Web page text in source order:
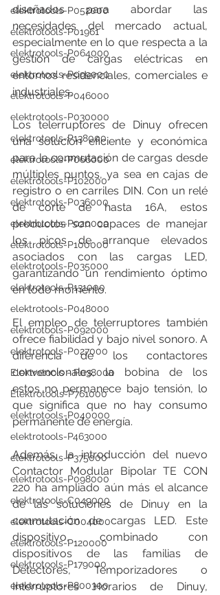
elektrotools-P052000
elektrotools-P01961
elektrotools-P064000
elektrotools-P099000
elektrotools-P046000
elektrotools-P030000
elektrotools-P138000
elektrotools-P066000
elektrotools-P102000
elektrotools-P036000
elektrotools-P020000
elektrotools-P100000
elektrotools-P035000
elektrotools-P131000
elektrotools-P048000
elektrotools-P092000
elektrotools-P027000
Elektrotools - P038000
Elektrotools-P761000
elektrotools-P040000
elektrotools-P463000
elektrotools-P375000
elektrotools-P098000
elektrotools-C049000
elektrotools-C004000
elektrotools-P120000
elektrotools-P179000
elektrotools-P800300
diseñados para abordar las
necesidades del mercado actual,
especialmente en lo que respecta a la
gestión de cargas eléctricas en
entornos residenciales, comerciales e
industriales.
Los telerruptores de Dinuy ofrecen
una solución eficiente y económica
para la conmutación de cargas desde
múltiples puntos, ya sea en cajas de
registro o en carriles DIN. Con un relé
de corte de hasta 16A, estos
productos son capaces de manejar
los picos de arranque elevados
asociados con las cargas LED,
garantizando un rendimiento óptimo
en todo momento.
El empleo de telerruptores también
ofrece fiabilidad y bajo nivel sonoro. A
diferencia de los contactores
convencionales, la bobina de los
estos no permanece bajo tensión, lo
que significa que no hay consumo
permanente de energía.
Además, la introducción del nuevo
Contactor Modular Bipolar TE CON
220 ha ampliado aún más el alcance
de las soluciones de Dinuy en la
conmutación de cargas LED. Este
dispositivo, combinado con
dispositivos de las familias de
Detectores, Temporizadores o
Interruptores Horarios de Dinuy,